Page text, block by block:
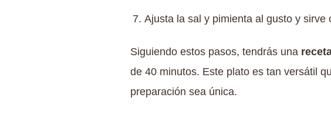
Ajusta la sal y pimienta al gusto y sirve
Siguiendo estos pasos, tendrás una
de 40 minutos. Este plato es tan versátil
preparación sea única.